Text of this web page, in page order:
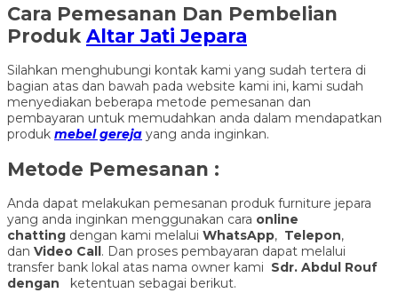
Cara Pemesanan Dan Pembelian
Produk Altar Jati Jepara
Silahkan menghubungi kontak kami yang sudah tertera di
bagian atas dan bawah pada website kami ini, kami sudah
menyediakan beberapa metode pemesanan dan
pembayaran untuk memudahkan anda dalam mendapatkan
produk mebel gereja yang anda inginkan.
Metode Pemesanan :
Anda dapat melakukan pemesanan produk furniture jepara
yang anda inginkan menggunakan cara online
chatting dengan kami melalui WhatsApp, Telepon,
dan Video Call. Dan proses pembayaran dapat melalui
transfer bank lokal atas nama owner kami Sdr. Abdul Rouf
dengan ketentuan sebagai berikut.